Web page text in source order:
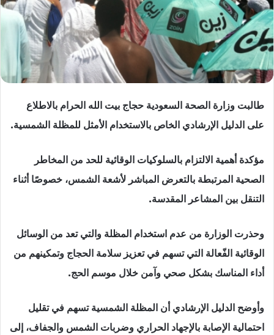
طالبت وزارة الصحة السعودية حجاج بيت الله الحرام بالاطلاع
على الدليل الإرشادي الخاص بالاستخدام الأمثل للمظلة الشمسية.
مؤكدة أهمية الالتزام بالسلوكيات الوقائية للحد من المخاطر
الصحية المرتبطة بالتعرض المباشر لأشعة الشمس، خصوصًا أثناء
التنقل بين المشاعر المقدسة.
وحذرت الوزارة من عدم استخدام المظلة والتي تعد من الوسائل
الوقائية الفّعالة التي تسهم في تعزيز سلامة الحجاج وتمكينهم من
أداء المناسك بشكل صحي وآمن خلال موسم الحج.
وأوضح الدليل الإرشادي أن المظلة الشمسية تسهم في تقليل
احتمالية الإصابة بالإجهاد الحراري وضربات الشمس والجفاف، إلى